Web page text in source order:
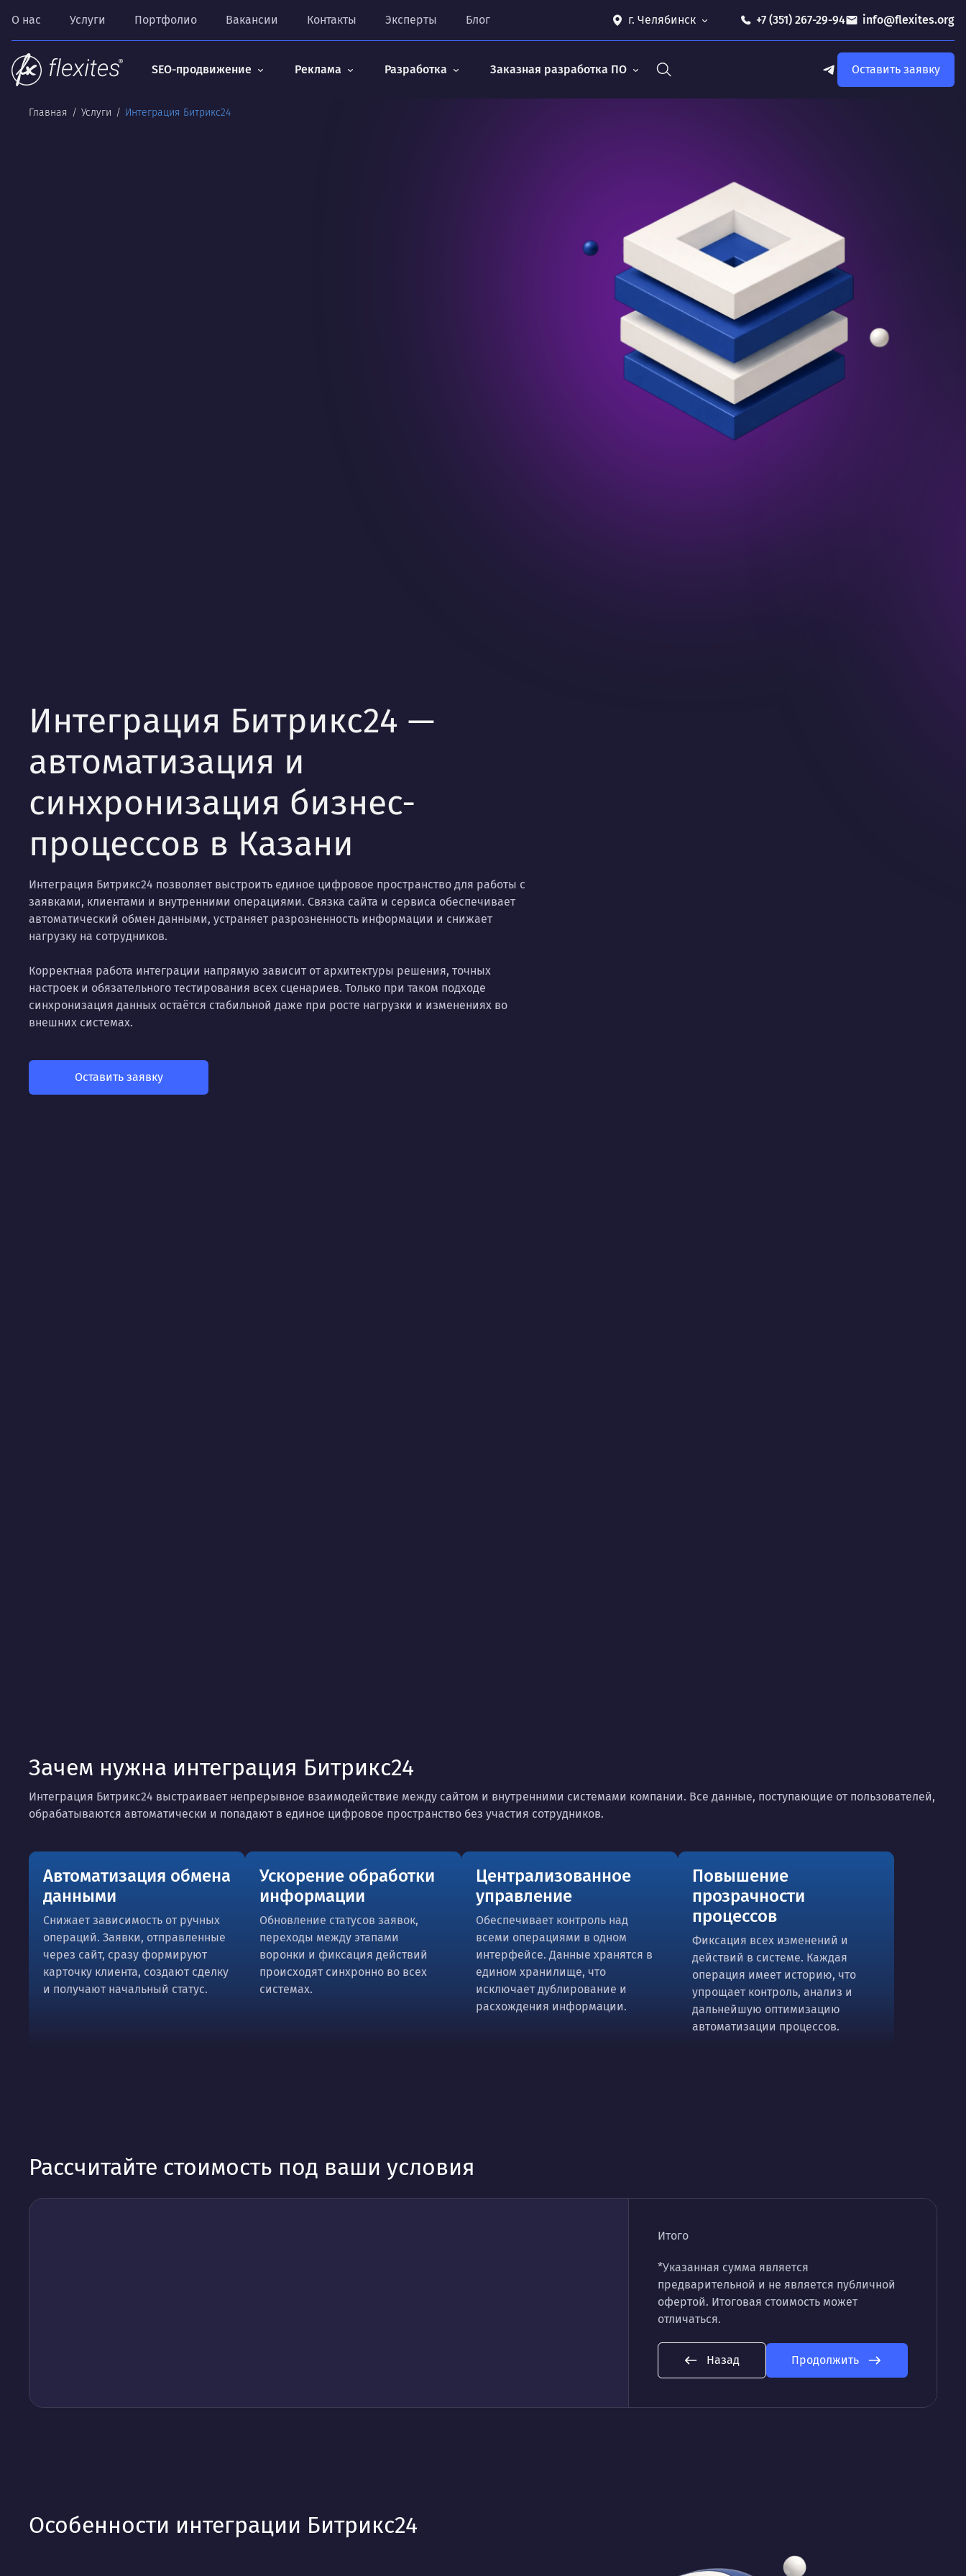
О нас Услуги Портфолио Вакансии Контакты Эксперты Блог г. Челябинск +7 (351) 267-29-94 info@flexites.org
SEO-продвижение Реклама Разработка Заказная разработка ПО Оставить заявку
Главная Услуги Интеграция Битрикс24
Интеграция Битрикс24 —
автоматизация и
синхронизация бизнес-
процессов в Казани
Интеграция Битрикс24 позволяет выстроить единое цифровое пространство для работы с
заявками, клиентами и внутренними операциями. Связка сайта и сервиса обеспечивает
автоматический обмен данными, устраняет разрозненность информации и снижает
нагрузку на сотрудников.
Корректная работа интеграции напрямую зависит от архитектуры решения, точных
настроек и обязательного тестирования всех сценариев. Только при таком подходе
синхронизация данных остаётся стабильной даже при росте нагрузки и изменениях во
внешних системах.
Оставить заявку
Зачем нужна интеграция Битрикс24
Интеграция Битрикс24 выстраивает непрерывное взаимодействие между сайтом и внутренними системами компании. Все данные, поступающие от пользователей,
обрабатываются автоматически и попадают в единое цифровое пространство без участия сотрудников.
Автоматизация обмена
данными
Снижает зависимость от ручных
операций. Заявки, отправленные
через сайт, сразу формируют
карточку клиента, создают сделку
и получают начальный статус.
Ускорение обработки
информации
Обновление статусов заявок,
переходы между этапами
воронки и фиксация действий
происходят синхронно во всех
системах.
Централизованное
управление
Обеспечивает контроль над
всеми операциями в одном
интерфейсе. Данные хранятся в
едином хранилище, что
исключает дублирование и
расхождения информации.
Повышение
прозрачности
процессов
Фиксация всех изменений и
действий в системе. Каждая
операция имеет историю, что
упрощает контроль, анализ и
дальнейшую оптимизацию
автоматизации процессов.
Рассчитайте стоимость под ваши условия
Итого
*Указанная сумма является
предварительной и не является публичной
офертой. Итоговая стоимость может
отличаться.
Назад Продолжить
Особенности интеграции Битрикс24